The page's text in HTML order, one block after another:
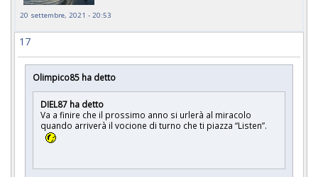
20 settembre, 2021 - 20:53
17
Olimpico85 ha detto
DIEL87 ha detto
Va a finire che il prossimo anno si urlerà al miracolo
quando arriverà il vocione di turno che ti piazza “Listen”.